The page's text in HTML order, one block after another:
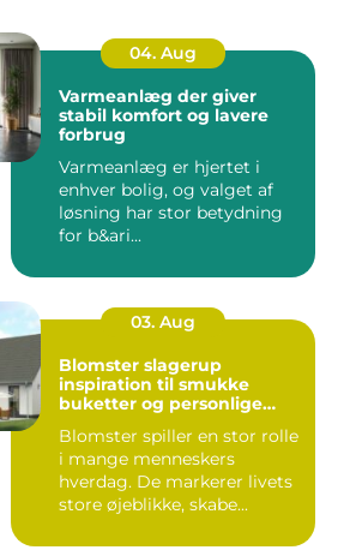
04. Aug
Varmeanlæg der giver
stabil komfort og lavere
forbrug
Varmeanlæg er hjertet i
enhver bolig, og valget af
løsning har stor betydning
for b&ari...
03. Aug
Blomster slagerup
inspiration til smukke
buketter og personlige
Blomster spiller en stor rolle
i mange menneskers
hverdag. De markerer livets
store øjeblikke, skabe...